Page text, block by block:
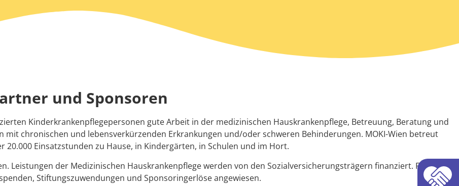
und Sponsoren
Kinderkrankenpflegepersonen gute Arbeit in der medizinischen Hauskrankenpflege, Betreuung, Beratung und
mit chronischen und lebensverkürzenden Erkrankungen und/oder schweren Behinderungen. MOKI-Wien betreut
Einsatzstunden zu Hause, in Kindergärten, in Schulen und im Hort.
Leistungen der Medizinischen Hauskrankenpflege werden von den Sozialversicherungsträgern finanziert. Für
Stiftungszuwendungen und Sponsoringerlöse angewiesen.